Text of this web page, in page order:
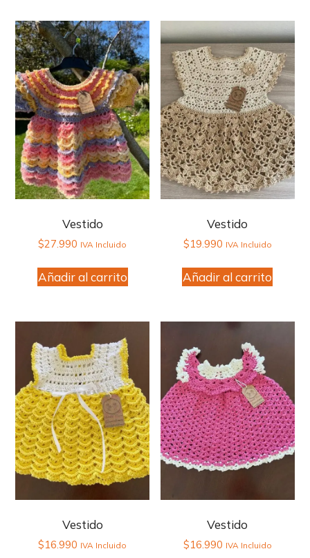
Vestido
$27.990 IVA Incluido
Añadir al carrito
Vestido
$19.990 IVA Incluido
Añadir al carrito
Vestido
$16.990 IVA Incluido
Vestido
$16.990 IVA Incluido